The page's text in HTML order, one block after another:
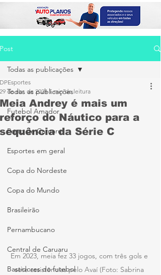
Post
Todas as publicações
Futebol Amador
Porto de Caruaru
Esportes em geral
Copa do Nordeste
Copa do Mundo
Brasileirão
Pernambucano
Central de Caruaru
Bastidores do futebol
Todas as publicações
Meia Andrey é mais um
reforço do Náutico para a
sequência da Série C
DPEsportes
29 de abr. de 2024 1 min de leitura
Em 2023, meia fez 33 jogos, com três gols e
sete assistências pelo Avaí (Foto: Sabrina